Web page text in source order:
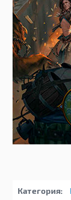
Категория: